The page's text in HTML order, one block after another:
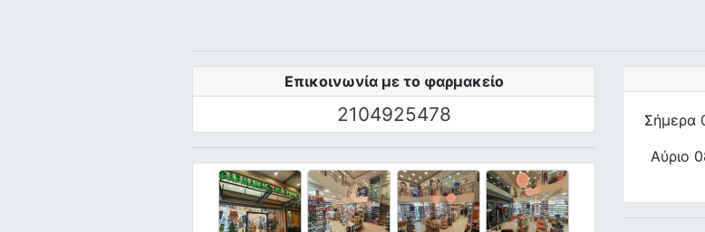
Επικοινωνία με το φαρμακείο
2104925478 Σήμερα
Αύριο